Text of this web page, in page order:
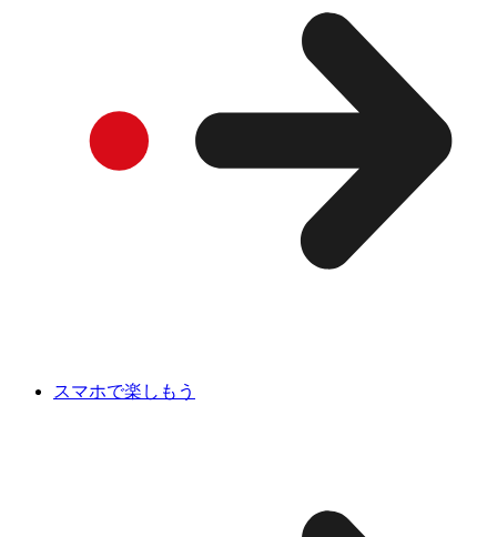
スマホで楽しもう